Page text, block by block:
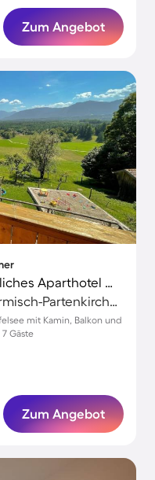
Zum Angebot
Familienorientiertes gemütliches Aparthotel mit Grill, Garten und Terrasse | Bergblick
Uffing am Staffelsee, Garmisch-Partenkirchen, Deutschland
mit Kamin, Balkon und
Gäste
Zum Angebot